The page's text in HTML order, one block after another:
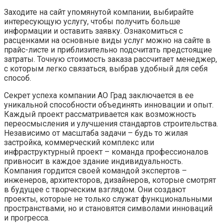
Заходите на сайт упомянутой компании, выбирайте
интересующую услугу, чтобы получить больше
информации и оставить заявку. Ознакомиться с
расценками на основные виды услуг можно на сайте в
прайс-листе и приблизительно подсчитать предстоящие
затраты. Точную стоимость заказа рассчитает менеджер,
с которым легко связаться, выбрав удобный для себя
способ.
Секрет успеха компании АО Град заключается в ее
уникальной способности объединять инновации и опыт.
Каждый проект рассматривается как возможность
переосмысления и улучшения стандартов строительства.
Независимо от масштаба задачи – будь то жилая
застройка, коммерческий комплекс или
инфраструктурный проект – команда профессионалов
привносит в каждое здание индивидуальность.
Компания гордится своей командой экспертов –
инженеров, архитекторов, дизайнеров, которые смотрят
в будущее с творческим взглядом. Они создают
проекты, которые не только служат функциональными
пространствами, но и становятся символами инноваций
и прогресса.